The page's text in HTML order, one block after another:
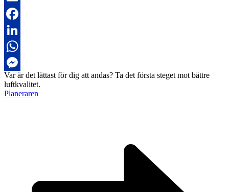
Email
Facebook
LinkedIn
WhatsApp
Messenger
Var är det lättast för dig att andas? Ta det första steget mot bättre
luftkvalitet.
Planeraren